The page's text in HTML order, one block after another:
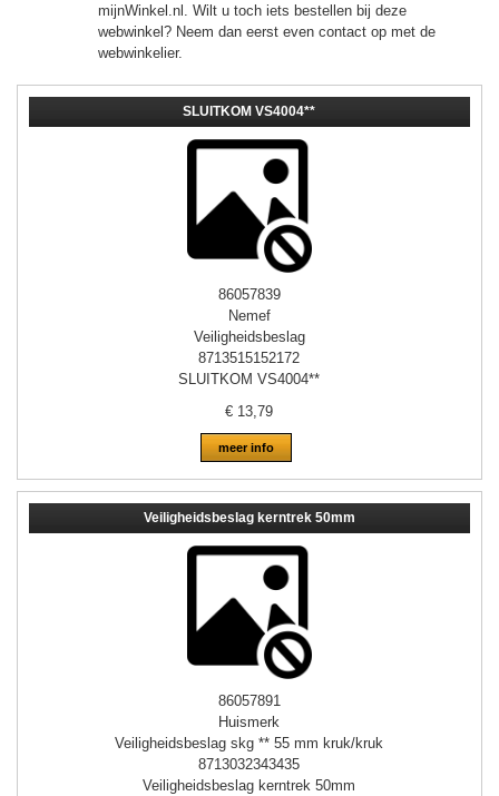
mijnWinkel.nl. Wilt u toch iets bestellen bij deze
webwinkel? Neem dan eerst even contact op met de
webwinkelier.
SLUITKOM VS4004**
86057839
Nemef
Veiligheidsbeslag
8713515152172
SLUITKOM VS4004**
€ 13,79
meer info
Veiligheidsbeslag kerntrek 50mm
86057891
Huismerk
Veiligheidsbeslag skg ** 55 mm kruk/kruk
8713032343435
Veiligheidsbeslag kerntrek 50mm